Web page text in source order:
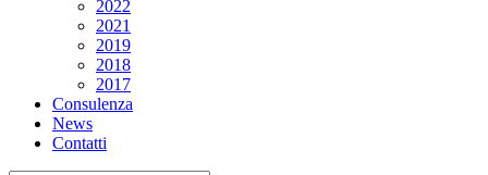
2022
2021
2019
2018
2017
Consulenza
News
Contatti